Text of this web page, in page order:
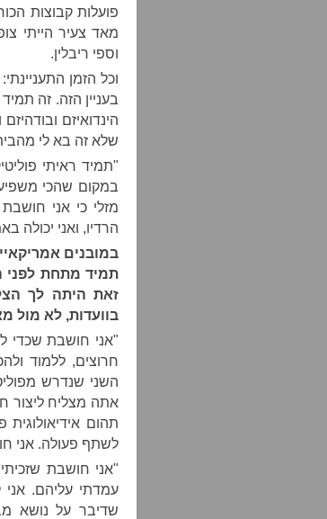
פועלות קבוצות
מאד צעיר הייתי
וספי ריבלין.
וכל הזמן
בעניין הזה. זה
הינדואיזם
שלא זה בא לי
"תמיד ראיתי
במקום שהכי
מזלי כי אני
הרדיו, ואני יכולה
במובנים
תמיד מתחת לפני
זאת היתה לך
בוועדות, לא מול
"אני חושבת שכדי
חרוצים, ללמוד
השני שנדרש
אתה מצליח ליצור
תהום
לשתף פעולה. אני
"אני חושבת
עמדתי עליהם.
שדיבר על נושא